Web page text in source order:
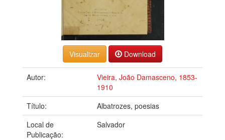
Download
Autor:
Vieira, João Damasceno, 1853-
1910
Título:
Albatrozes, poesias
Local de
Publicação:
Salvador